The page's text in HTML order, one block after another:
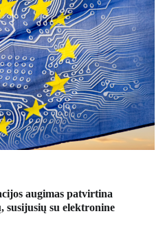
augimas patvirtina
su elektronine